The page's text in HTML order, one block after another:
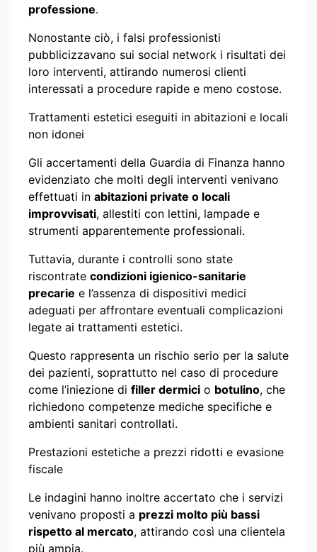
professione.
Nonostante ciò, i falsi professionisti
pubblicizzavano sui social network i risultati dei
loro interventi, attirando numerosi clienti
interessati a procedure rapide e meno costose.
Trattamenti estetici eseguiti in abitazioni e locali
non idonei
Gli accertamenti della Guardia di Finanza hanno
evidenziato che molti degli interventi venivano
effettuati in abitazioni private o locali
improvvisati, allestiti con lettini, lampade e
strumenti apparentemente professionali.
Tuttavia, durante i controlli sono state
riscontrate condizioni igienico-sanitarie
precarie e l’assenza di dispositivi medici
adeguati per affrontare eventuali complicazioni
legate ai trattamenti estetici.
Questo rappresenta un rischio serio per la salute
dei pazienti, soprattutto nel caso di procedure
come l’iniezione di filler dermici o botulino, che
richiedono competenze mediche specifiche e
ambienti sanitari controllati.
Prestazioni estetiche a prezzi ridotti e evasione
fiscale
Le indagini hanno inoltre accertato che i servizi
venivano proposti a prezzi molto più bassi
rispetto al mercato, attirando così una clientela
più ampia.